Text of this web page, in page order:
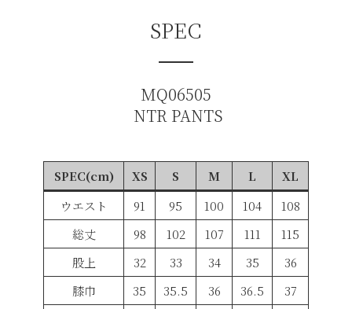
SPEC
MQ06505
NTR PANTS
SPEC(cm) XS S M L
XL
ウエスト
91 95 100 104
108
総丈
98 102 107 111
115
股上
32 33 34 35
36
膝巾
35 35.5 36 36.5
37